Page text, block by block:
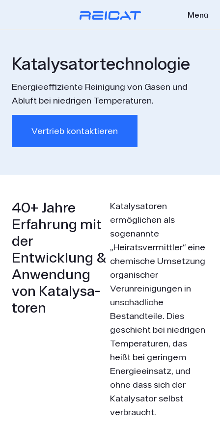
Menü
Kata­lysator­techno­logie
Energie­effiziente Reinigung von Gasen und
Abluft bei niedrigen Tempera­turen.
Vertrieb kontaktieren
40+ Jahre
Erfahrung mit
der
Entwicklung &
Anwendung
von Katalysa­
toren
Katalysatoren
ermöglichen als
sogenannte
„Heiratsvermittler“ eine
chemische Umsetzung
organischer
Verunreinigungen in
unschädliche
Bestandteile. Dies
geschieht bei niedrigen
Temperaturen, das
heißt bei geringem
Energieeinsatz, und
ohne dass sich der
Katalysator selbst
verbraucht.